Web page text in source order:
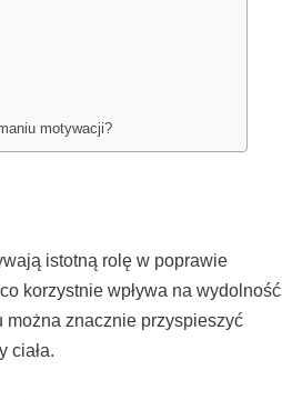
motywacji?
istotną rolę w poprawie
korzystnie wpływa na wydolność
można znacznie przyspieszyć
ciała.